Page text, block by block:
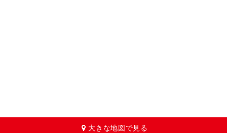
大きな地図で見る